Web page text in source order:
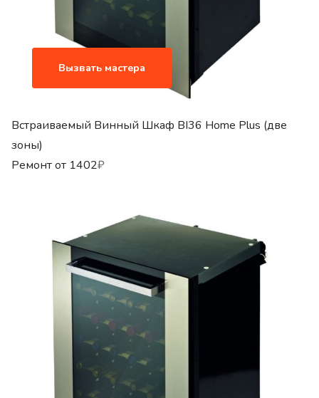
Вызвать мастера
Встраиваемый Винный Шкаф BI36 Home Plus (две
зоны)
Ремонт от 1402₽